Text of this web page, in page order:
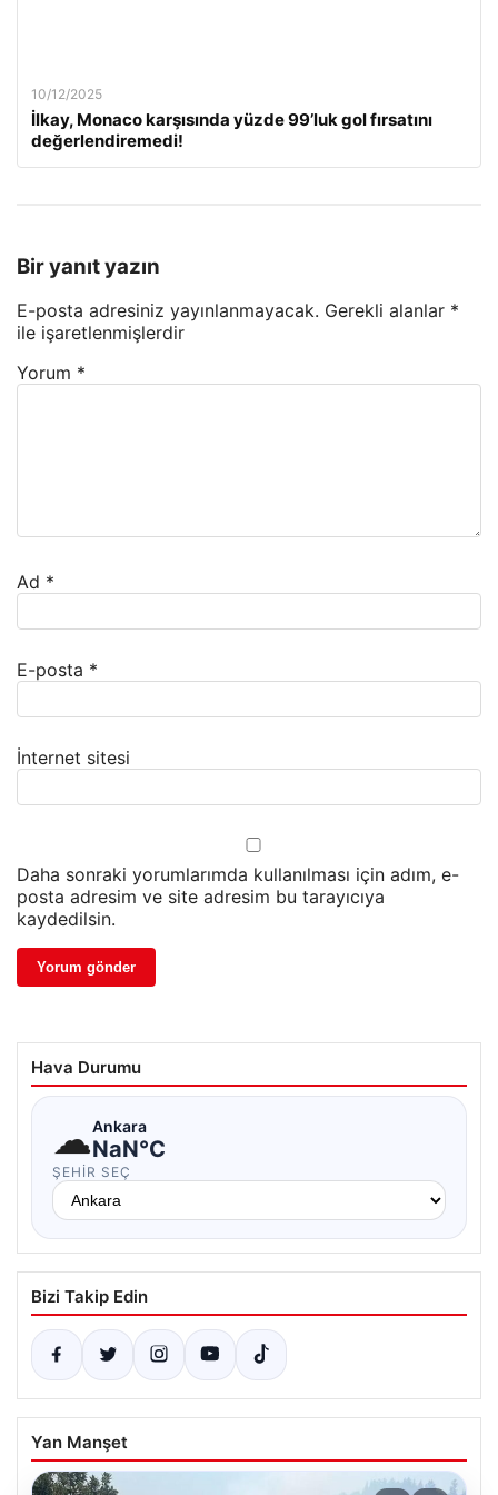
10/12/2025
İlkay, Monaco karşısında yüzde 99’luk gol fırsatını
değerlendiremedi!
Bir yanıt yazın
E-posta adresiniz yayınlanmayacak. Gerekli alanlar *
ile işaretlenmişlerdir
Yorum *
Ad *
E-posta *
İnternet sitesi
Daha sonraki yorumlarımda kullanılması için adım, e-
posta adresim ve site adresim bu tarayıcıya
kaydedilsin.
Hava Durumu
☁Ankara
NaN°C
ŞEHIR SEÇ
Bizi Takip Edin
Yan Manşet